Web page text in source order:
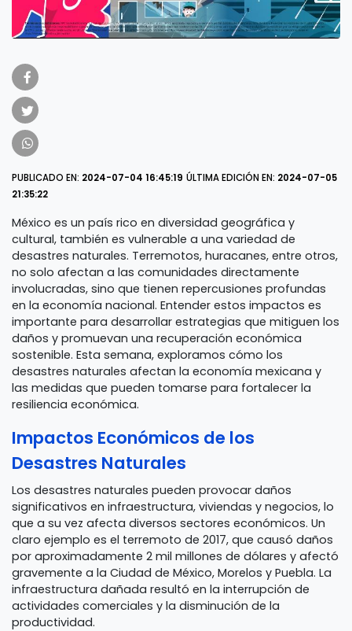
PUBLICADO EN: 2024-07-04 16:45:19 ÚLTIMA EDICIÓN EN: 2024-07-05
21:35:22
México es un país rico en diversidad geográfica y
cultural, también es vulnerable a una variedad de
desastres naturales. Terremotos, huracanes, entre otros,
no solo afectan a las comunidades directamente
involucradas, sino que tienen repercusiones profundas
en la economía nacional. Entender estos impactos es
importante para desarrollar estrategias que mitiguen los
daños y promuevan una recuperación económica
sostenible. Esta semana, exploramos cómo los
desastres naturales afectan la economía mexicana y
las medidas que pueden tomarse para fortalecer la
resiliencia económica.
Impactos Económicos de los
Desastres Naturales
Los desastres naturales pueden provocar daños
significativos en infraestructura, viviendas y negocios, lo
que a su vez afecta diversos sectores económicos. Un
claro ejemplo es el terremoto de 2017, que causó daños
por aproximadamente 2 mil millones de dólares y afectó
gravemente a la Ciudad de México, Morelos y Puebla. La
infraestructura dañada resultó en la interrupción de
actividades comerciales y la disminución de la
productividad.